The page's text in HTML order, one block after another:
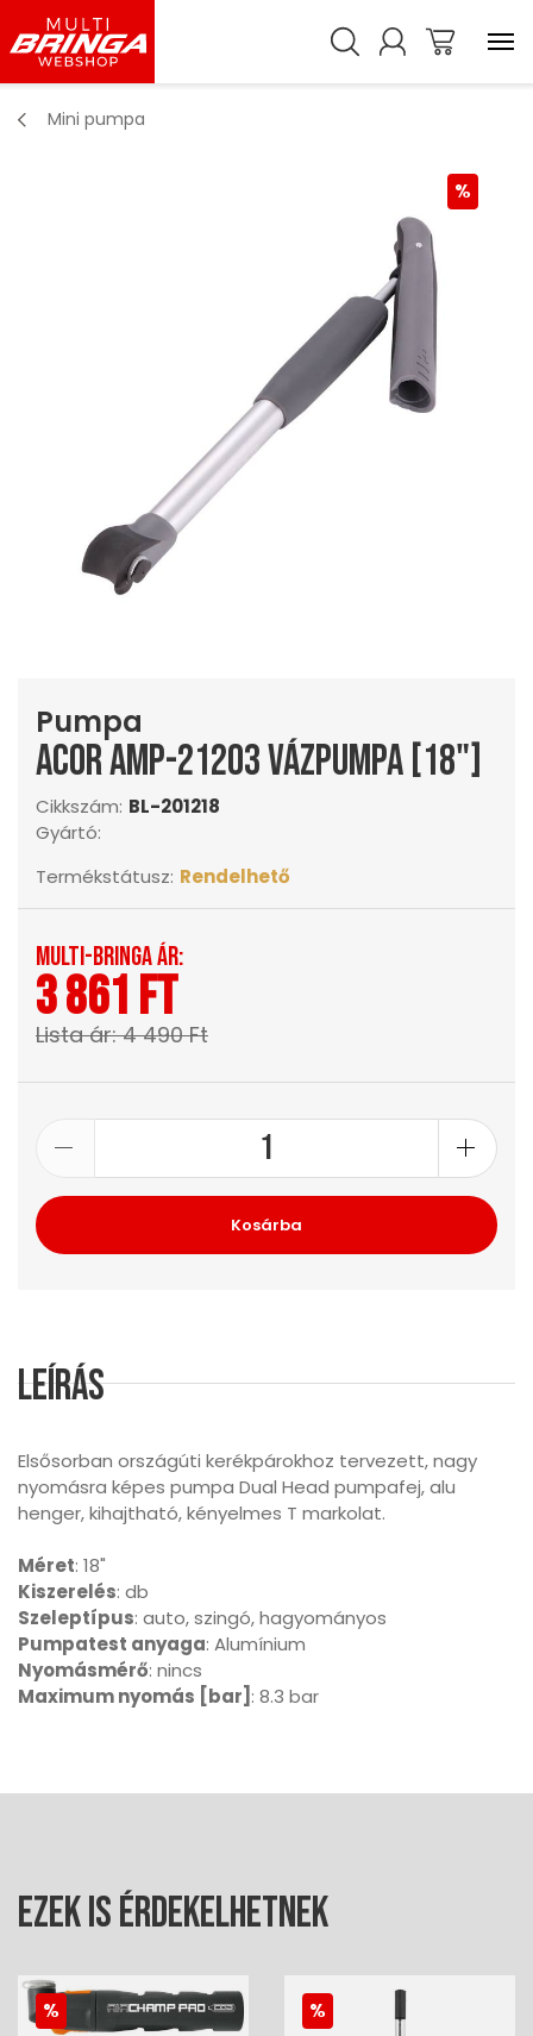
Mini pumpa
Pumpa
Acor AMP-21203 vázpumpa [18"]
Cikkszám: BL-201218
Gyártó:
Termékstátusz: Rendelhető
Multi-Bringa ár:
3 861 Ft
Lista ár: 4 490 Ft
Kosárba
Leírás
Elsősorban országúti kerékpárokhoz tervezett, nagy
nyomásra képes pumpa Dual Head pumpafej, alu
henger, kihajtható, kényelmes T markolat.
Méret: 18"
Kiszerelés: db
Szeleptípus: auto, szingó, hagyományos
Pumpatest anyaga: Alumínium
Nyomásmérő: nincs
Maximum nyomás [bar] : 8.3 bar
Ezek is érdekelhetnek